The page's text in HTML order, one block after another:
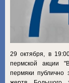
29 октября, в
пермской акции
пермяки публично